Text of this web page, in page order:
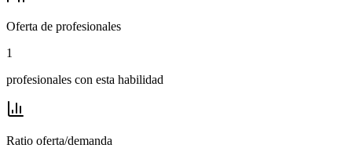
Oferta de profesionales
1
profesionales con esta habilidad
Ratio oferta/demanda